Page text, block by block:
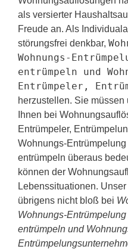
als versierter
Freude an. Als
störungsfrei denkbar,
Wohnungs-
entrümpeln und
Entrümpeler,
herzustellen. Sie
Ihnen bei
Entrümpeler,
Wohnungs-
entrümpeln überaus
können der
Lebenssituationen.
übrigens nicht bloß bei
Wohnungs-
entrümpeln und